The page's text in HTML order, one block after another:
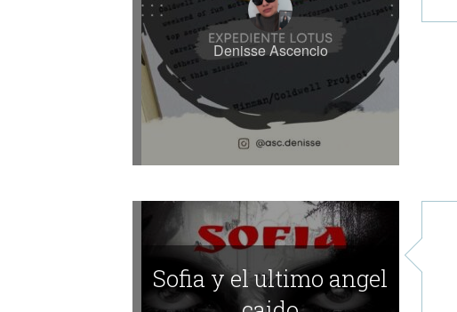
Denisse Ascencio
Sofia y el ultimo angel